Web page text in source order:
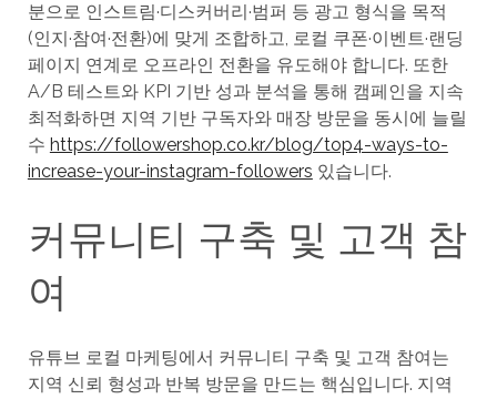
분으로 인스트림·디스커버리·범퍼 등 광고 형식을 목적
(인지·참여·전환)에 맞게 조합하고, 로컬 쿠폰·이벤트·랜딩
페이지 연계로 오프라인 전환을 유도해야 합니다. 또한
A/B 테스트와 KPI 기반 성과 분석을 통해 캠페인을 지속
최적화하면 지역 기반 구독자와 매장 방문을 동시에 늘릴
수 https://followershop.co.kr/blog/top4-ways-to-
increase-your-instagram-followers 있습니다.
커뮤니티 구축 및 고객 참
여
유튜브 로컬 마케팅에서 커뮤니티 구축 및 고객 참여는
지역 신뢰 형성과 반복 방문을 만드는 핵심입니다. 지역